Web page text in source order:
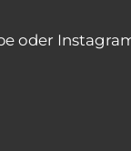
oder